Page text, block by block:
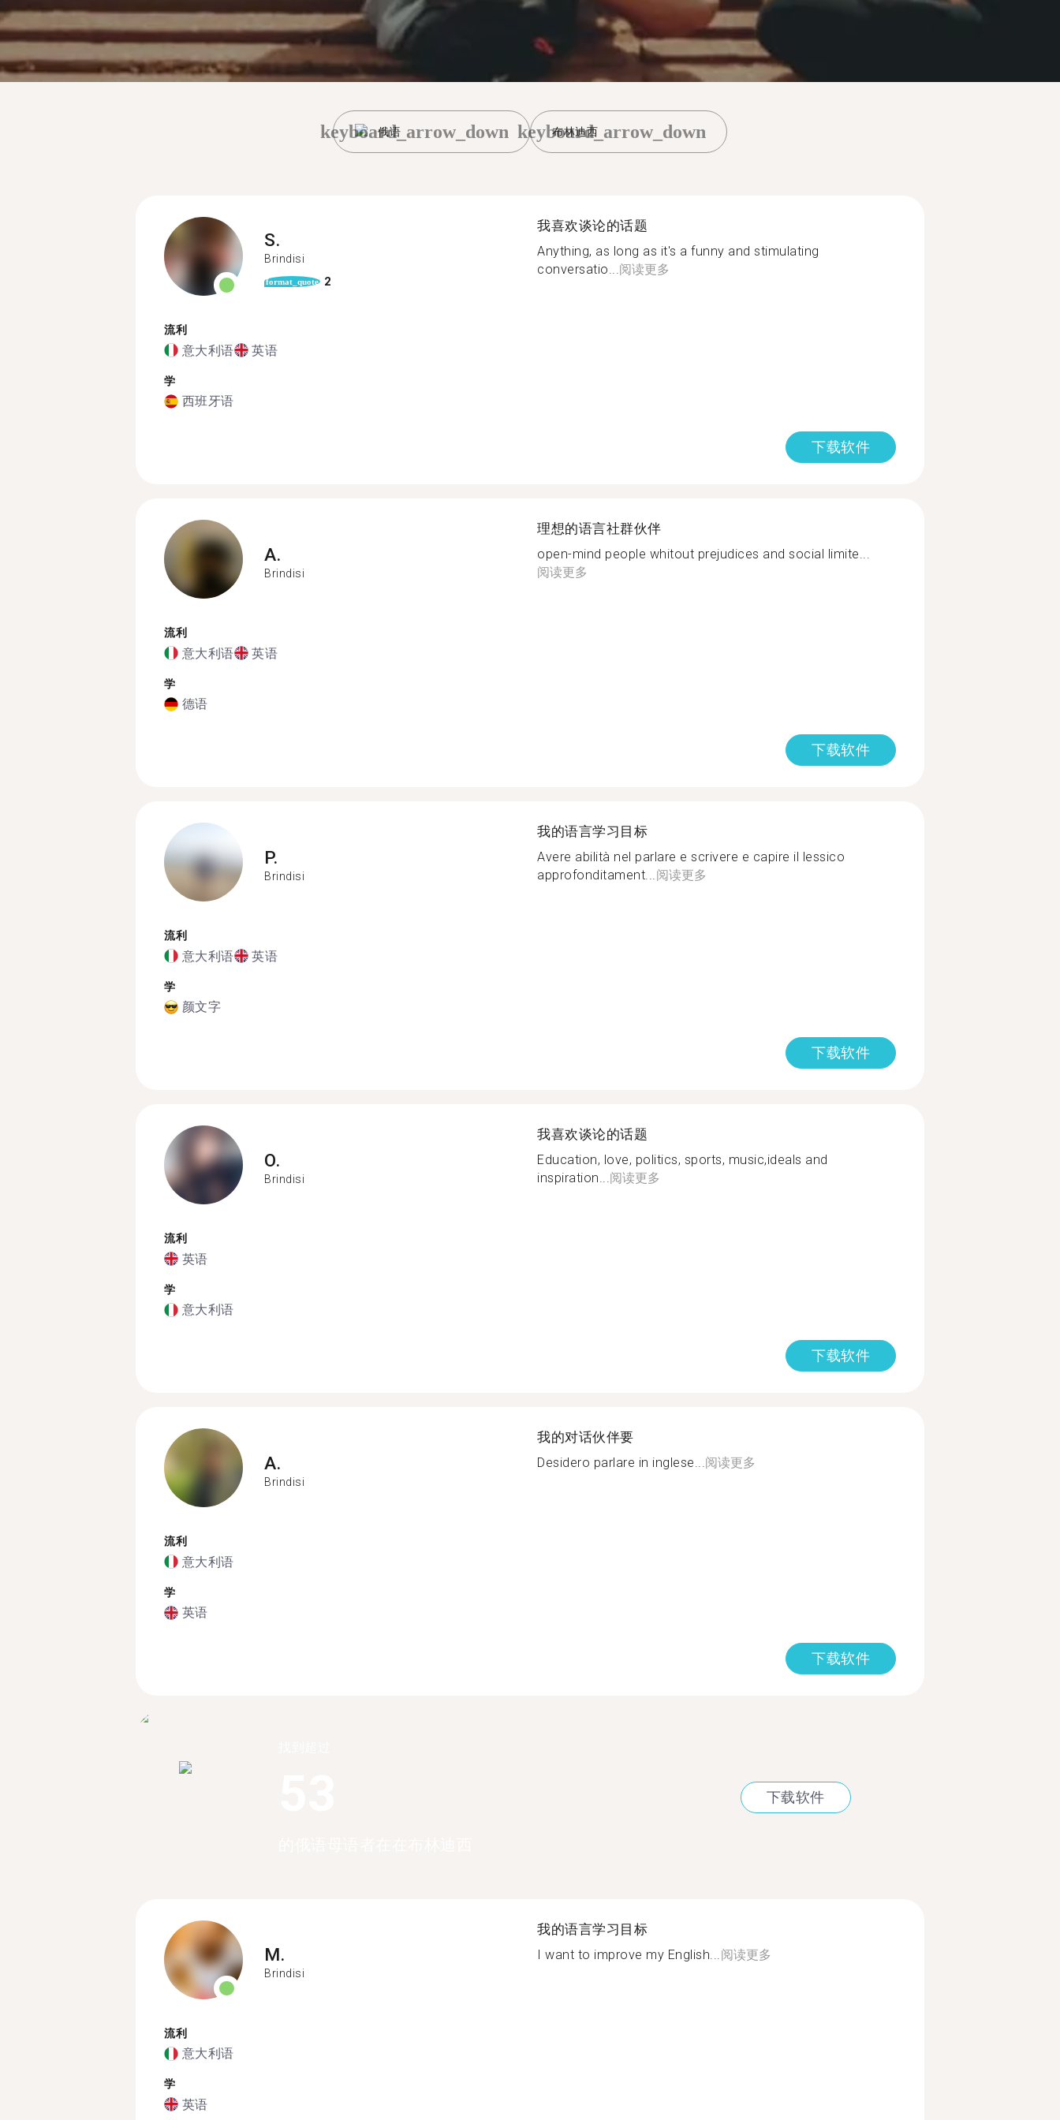
俄语
keyboard_arrow_down 布林迪西
keyboard_arrow_down
S.
Brindisi
format_quote 2
流利
意大利语 英语
学
西班牙语
我喜欢谈论的话题
Anything, as long as it's a funny and stimulating
conversatio...阅读更多
下载软件
A.
Brindisi
流利
意大利语 英语
学
德语
理想的语言社群伙伴
open-mind people whitout prejudices and social limite...
阅读更多
下载软件
P.
Brindisi
流利
意大利语 英语
学
颜文字
我的语言学习目标
Avere abilità nel parlare e scrivere e capire il lessico
approfonditament...阅读更多
下载软件
O.
Brindisi
流利
英语
学
意大利语
我喜欢谈论的话题
Education, love, politics, sports, music,ideals and
inspiration...阅读更多
下载软件
A.
Brindisi
流利
意大利语
学
英语
我的对话伙伴要
Desidero parlare in inglese...阅读更多
下载软件
下载软件
M.
Brindisi
流利
意大利语
学
英语
我的语言学习目标
I want to improve my English... 阅读更多